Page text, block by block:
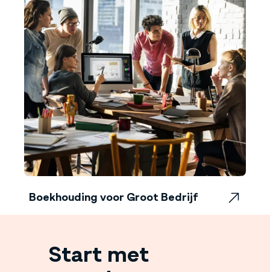
Boekhouding voor Groot Bedrijf
Boekhouding voor Groot Bedrijf
Start met